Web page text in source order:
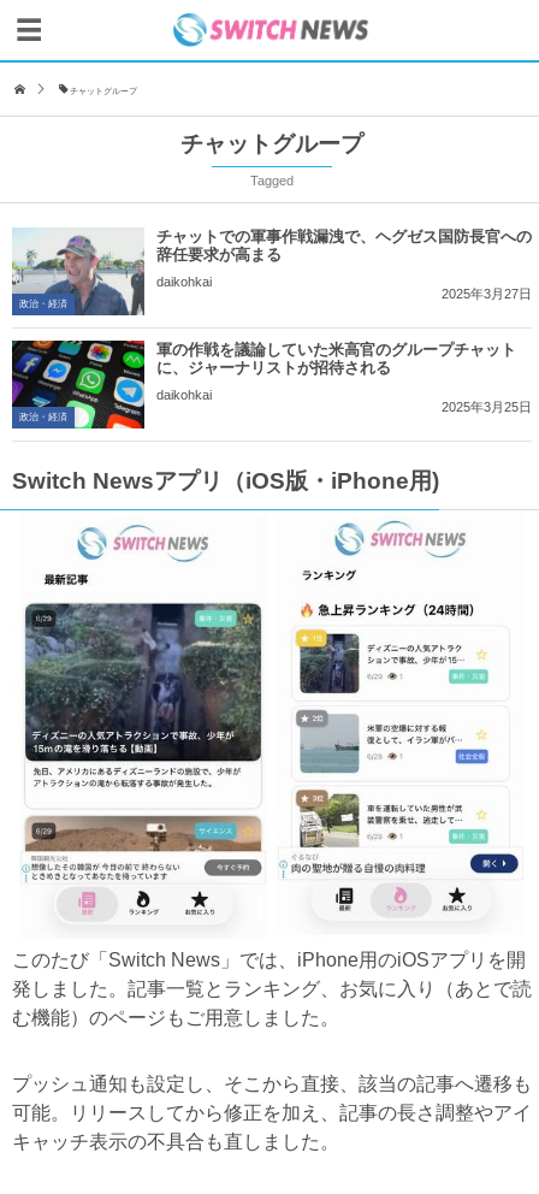
チャットグループ
チャットグループ
Tagged
政治・経済
チャットでの軍事作戦漏洩で、ヘグゼス国防長官への
辞任要求が高まる
daikohkai
2025年3月27日
政治・経済
軍の作戦を議論していた米高官のグループチャット
に、ジャーナリストが招待される
daikohkai
2025年3月25日
Switch Newsアプリ（iOS版・iPhone用)
このたび「Switch News」では、iPhone用のiOSアプリを開
発しました。記事一覧とランキング、お気に入り（あとで読
む機能）のページもご用意しました。
プッシュ通知も設定し、そこから直接、該当の記事へ遷移も
可能。リリースしてから修正を加え、記事の長さ調整やアイ
キャッチ表示の不具合も直しました。